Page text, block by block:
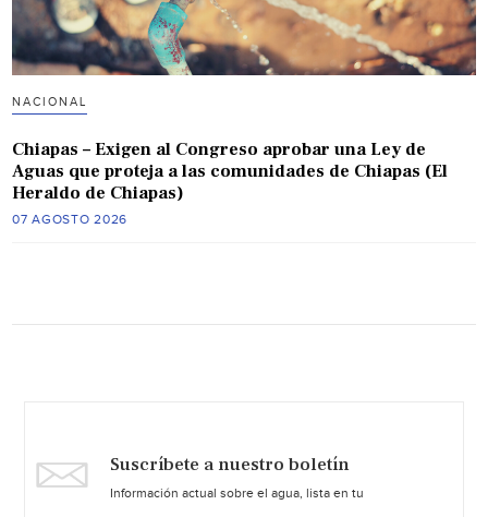
NACIONAL
Chiapas – Exigen al Congreso aprobar una Ley de
Aguas que proteja a las comunidades de Chiapas (El
Heraldo de Chiapas)
07 AGOSTO 2026
Suscríbete a nuestro boletín
Información actual sobre el agua, lista en tu